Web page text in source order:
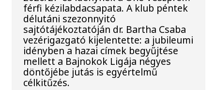
férfi kézilabdacsapata. A klub péntek
délutáni szezonnyitó
sajtótájékoztatóján dr. Bartha Csaba
vezérigazgató kijelentette: a jubileumi
idényben a hazai címek begyűjtése
mellett a Bajnokok Ligája négyes
döntőjébe jutás is egyértelmű
célkitűzés.